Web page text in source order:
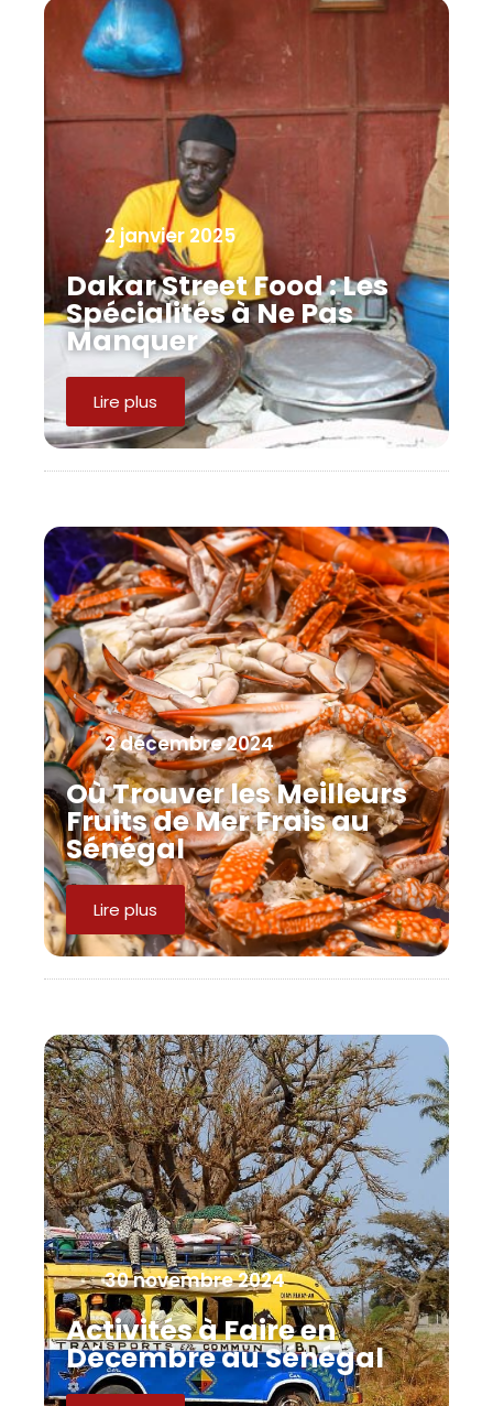
2 janvier 2025
Dakar Street Food : Les
Spécialités à Ne Pas
Manquer
Lire plus
2 décembre 2024
Où Trouver les Meilleurs
Fruits de Mer Frais au
Sénégal
Lire plus
30 novembre 2024
Activités à Faire en
Décembre au Sénégal